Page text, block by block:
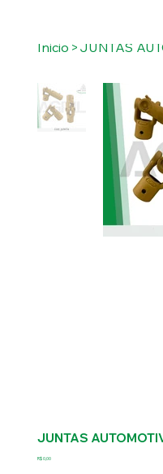
Inicio > JUNTAS
JUNTAS
Preço
R$ 0,00